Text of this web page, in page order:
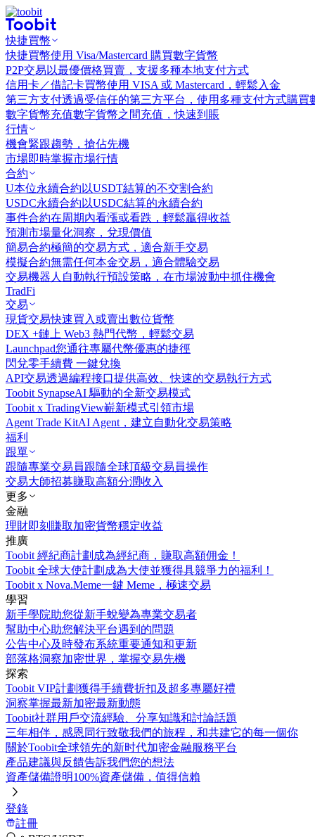
快捷買幣
快捷買幣使用 Visa/Mastercard 購買數字貨幣
P2P交易 以最優價格買賣，支援多種本地支付方式
信用卡／借記卡買幣使用 VISA 或 Mastercard，輕鬆入金
第三方支付透過受信任的第三方平台，使用多種支付方式購買
數字貨幣充值數字貨幣之間充值，快速到賬
行情
機會緊跟趨勢，搶佔先機
市場即時掌握市場行情
合約
U本位永續合約 以USDT結算的不交割合約
USDC永續合約 以USDC結算的永續合約
事件合約在周期內看漲或看跌，輕鬆贏得收益
預測市場量化洞察，兌現價值
簡易合約極簡的交易方式，適合新手交易
模擬合約無需任何本金交易，適合體驗交易
交易機器人 自動執行預設策略，在市場波動中抓住機會
TradFi
交易
現貨交易快速買入或賣出數位貨幣
DEX +鏈上 Web3 熱門代幣，輕鬆交易
Launchpad您通往專屬代幣優惠的捷徑
閃兌零手續費 一鍵兌換
API交易透過編程接口提供高效、快速的交易執行方式
Toobit SynapseAI 驅動的全新交易模式
Toobit x TradingView嶄新模式引領市場
Agent Trade KitAI Agent，建立自動化交易策略
福利
跟單
跟隨專業交易員跟隨全球頂級交易員操作
交易大師招募賺取高額分潤收入
更多
金融
理財即刻賺取加密貨幣穩定收益
推廣
Toobit 經紀商計劃 成為經紀商，賺取高額佣金！
Toobit 全球大使計劃 成為大使並獲得具競爭力的福利！
Toobit x Nova.Meme一鍵 Meme，極速交易
學習
新手學院助您從新手蛻變為專業交易者
幫助中心助您解決平台遇到的問題
公告中心及時發布系統重要通知和更新
部落格洞察加密世界，掌握交易先機
探索
Toobit VIP計劃獲得手續費折扣及超多專屬好禮
洞察掌握最新加密最新動態
Toobit社群用戶交流經驗、分享知識和討論話題
三年相伴，感恩同行致敬我們的旅程，和共建它的每一個你
關於Toobit全球領先的新时代加密金融服務平台
產品建議與反饋告訴我們您的想法
資產儲備證明100%資產儲備，值得信賴
登錄
註冊